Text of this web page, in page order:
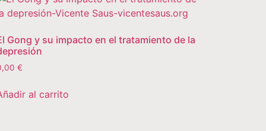
Gong y su impacto en el tratamiento de la
€
al carrito